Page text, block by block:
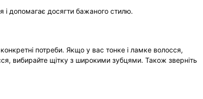
і допомагає досягти бажаного стилю.
потреби. Якщо у вас тонке і ламке волосся,
вибирайте щітку з широкими зубцями. Також зверніть